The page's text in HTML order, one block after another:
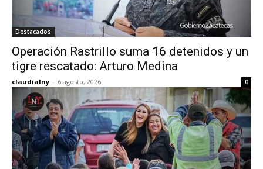
Destacados
Operación Rastrillo suma 16 detenidos y un
tigre rescatado: Arturo Medina
claudialny - 6 agosto, 2026 0